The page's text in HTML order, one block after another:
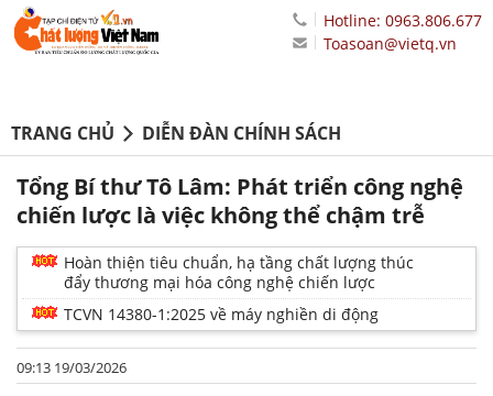
Hotline: 0963.806.677
Toasoan@vietq.vn
TRANG CHỦ DIỄN ĐÀN CHÍNH SÁCH
Tổng Bí thư Tô Lâm: Phát triển công nghệ
chiến lược là việc không thể chậm trễ
Hoàn thiện tiêu chuẩn, hạ tầng chất lượng thúc
đẩy thương mại hóa công nghệ chiến lược
TCVN 14380-1:2025 về máy nghiền di động
09:13 19/03/2026